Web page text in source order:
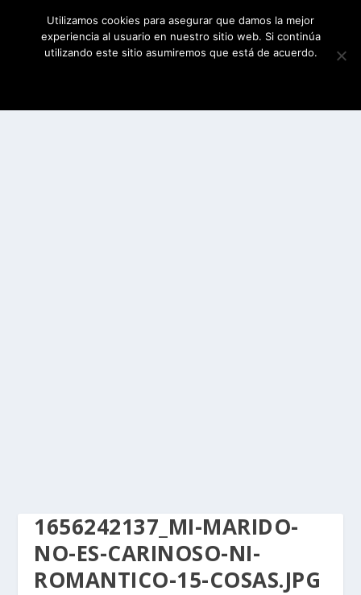
1656242137_MI-MARIDO-
NO-ES-CARINOSO-NI-
ROMANTICO-15-COSAS.JPG
Utilizamos cookies para asegurar que damos la mejor
experiencia al usuario en nuestro sitio web. Si continúa
utilizando este sitio asumiremos que está de acuerdo.